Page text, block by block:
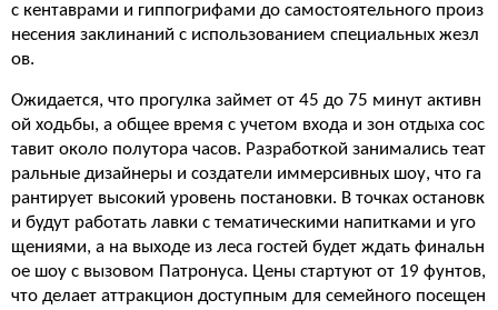
с кентаврами и гиппогрифами до самостоятельного произ
несения заклинаний с использованием специальных жезл
ов.
Ожидается, что прогулка займет от 45 до 75 минут активн
ой ходьбы, а общее время с учетом входа и зон отдыха сос
тавит около полутора часов. Разработкой занимались теат
ральные дизайнеры и создатели иммерсивных шоу, что га
рантирует высокий уровень постановки. В точках остановк
и будут работать лавки с тематическими напитками и уго
щениями, а на выходе из леса гостей будет ждать финальн
ое шоу с вызовом Патронуса. Цены стартуют от 19 фунтов,
что делает аттракцион доступным для семейного посещен